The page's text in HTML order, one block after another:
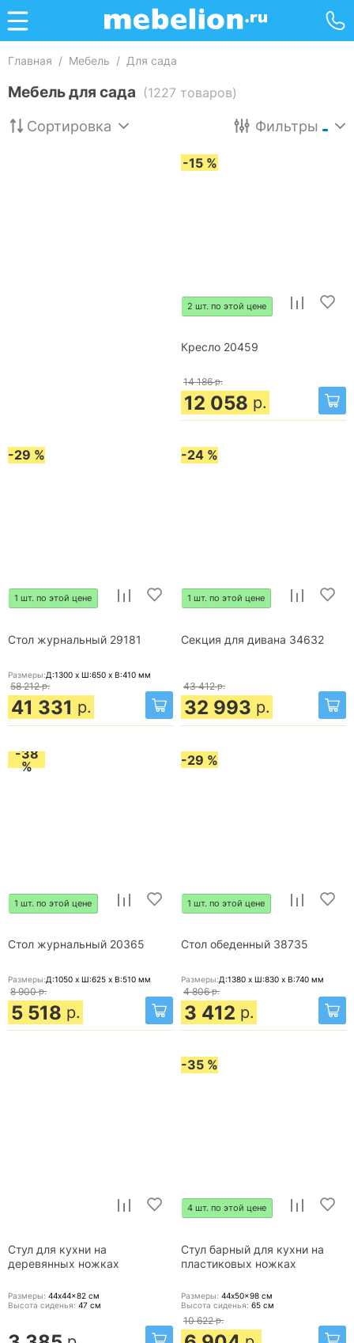
Главная / Мебель / Для сада
Мебель для сада (1227 товаров)
Сортировка Фильтры
-15 %
2 шт. по этой цене
Кресло 20459
14 186 р.
12 058 р.
-29 %
1 шт. по этой цене
Стол журнальный 29181
Размеры:Д:1300 x Ш:650 x В:410 мм
58 212 р.
41 331 р.
-24 %
1 шт. по этой цене
Секция для дивана 34632
43 412 р.
32 993 р.
-38
%
1 шт. по этой цене
Стол журнальный 20365
Размеры:Д:1050 x Ш:625 x В:510 мм
8 900 р.
5 518 р.
-29 %
1 шт. по этой цене
Стол обеденный 38735
Размеры:Д:1380 x Ш:830 x В:740 мм
4 806 р.
3 412 р.
Стул для кухни на
деревянных ножках
Размеры: 44x44x82 см
Высота сиденья: 47 см
-35 %
4 шт. по этой цене
Стул барный для кухни на
пластиковых ножках
Размеры: 44x50x98 см
Высота сиденья: 65 см
10 622 р.